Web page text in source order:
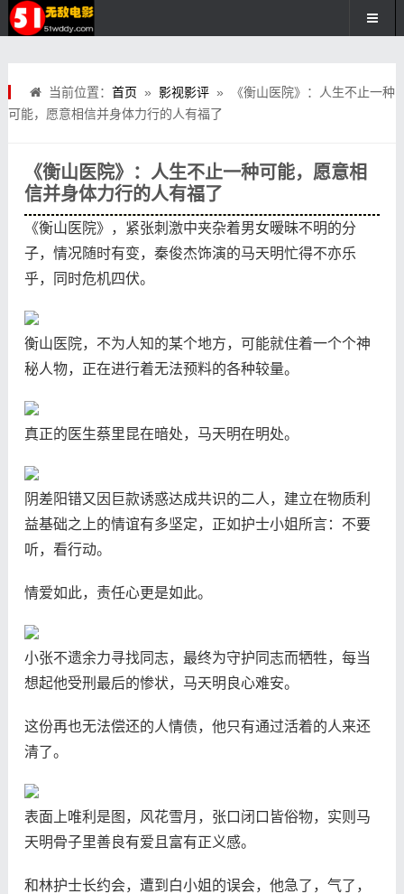
当前位置： 首页 » 影视影评» 《衡山医院》：人生不止一种
可能，愿意相信并身体力行的人有福了
《衡山医院》：人生不止一种可能，愿意相
信并身体力行的人有福了
《衡山医院》，紧张刺激中夹杂着男女暧昧不明的分
子，情况随时有变，秦俊杰饰演的马天明忙得不亦乐
乎，同时危机四伏。
衡山医院，不为人知的某个地方，可能就住着一个个神
秘人物，正在进行着无法预料的各种较量。
真正的医生蔡里昆在暗处，马天明在明处。
阴差阳错又因巨款诱惑达成共识的二人，建立在物质利
益基础之上的情谊有多坚定，正如护士小姐所言：不要
听，看行动。
情爱如此，责任心更是如此。
小张不遗余力寻找同志，最终为守护同志而牺牲，每当
想起他受刑最后的惨状，马天明良心难安。
这份再也无法偿还的人情债，他只有通过活着的人来还
清了。
表面上唯利是图，风花雪月，张口闭口皆俗物，实则马
天明骨子里善良有爱且富有正义感。
和林护士长约会，遭到白小姐的误会，他急了，气了，